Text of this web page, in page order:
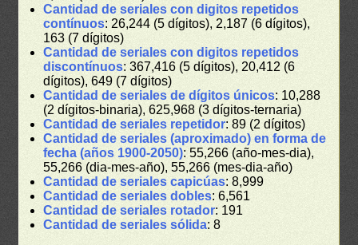
Cantidad de seriales con digitos repetidos
contínuos: 26,244 (5 dígitos), 2,187 (6 dígitos),
163 (7 dígitos)
Cantidad de seriales con digitos repetidos
discontínuos: 367,416 (5 dígitos), 20,412 (6
dígitos), 649 (7 dígitos)
Cantidad de seriales de dígitos únicos: 10,288
(2 dígitos-binaria), 625,968 (3 dígitos-ternaria)
Cantidad de seriales repetidor: 89 (2 dígitos)
Cantidad de seriales (aproximado) en forma de
fecha (años 1900-2050): 55,266 (año-mes-dia),
55,266 (dia-mes-año), 55,266 (mes-dia-año)
Cantidad de seriales capicúas: 8,999
Cantidad de seriales dobles: 6,561
Cantidad de seriales rotador: 191
Cantidad de seriales sólida: 8